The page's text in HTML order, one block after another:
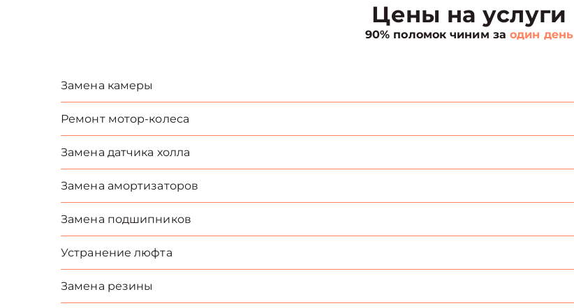
Цены на услуги
90% поломок чиним заодин день
Замена камеры
Ремонт мотор-колеса
Замена датчика холла
Замена амортизаторов
Замена подшипников
Устранение люфта
Замена резины